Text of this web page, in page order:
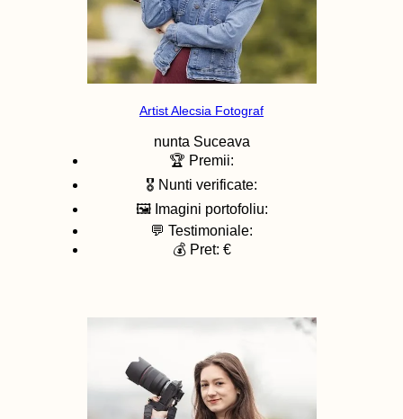
Artist Alecsia Fotograf
nunta Suceava
🏆 Premii:
🎖️ Nunti verificate:
🖼️ Imagini portofoliu:
💬 Testimoniale:
💰 Pret: €